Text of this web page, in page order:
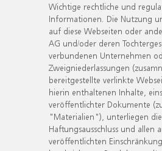
Wichtige rechtliche und
Informationen. Die Nutzung
auf diese Webseiten oder
AG und/oder deren
verbundenen Unternehmen
Zweigniederlassungen
bereitgestellte verlinkte
hierin enthaltenen Inhalte,
veröffentlichter Dokumente
"Materialien"), unterliegen
Haftungsausschluss und allen
veröffentlichten